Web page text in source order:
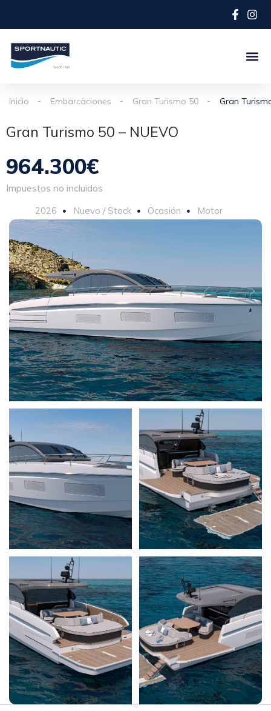
Inicio Embarcaciones Gran Turismo 50 Gran
Gran Turismo 50 – NUEVO
964.300€
Impuestos no incluidos
2026 Nuevo / Stock Ocasión Motor